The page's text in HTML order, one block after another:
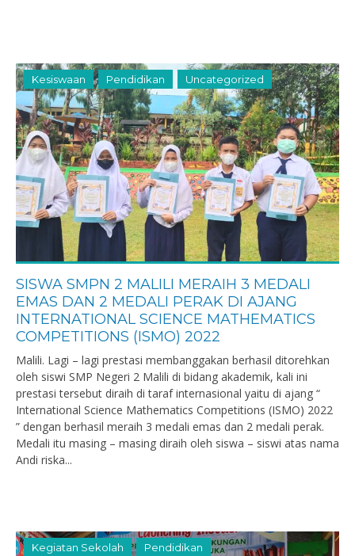
Kesiswaan Pendidikan Uncategorized
SISWA SMPN 2 MALILI MERAIH 3 MEDALI
EMAS DAN 2 MEDALI PERAK DI AJANG
INTERNATIONAL SCIENCE MATHEMATICS
COMPETITIONS (ISMO) 2022
Malili. Lagi – lagi prestasi membanggakan berhasil ditorehkan
oleh siswi SMP Negeri 2 Malili di bidang akademik, kali ini
prestasi tersebut diraih di taraf internasional yaitu di ajang “
International Science Mathematics Competitions (ISMO) 2022
” dengan berhasil meraih 3 medali emas dan 2 medali perak.
Medali itu masing – masing diraih oleh siswa – siswi atas nama
Andi riska...
Kegiatan Sekolah Pendidikan